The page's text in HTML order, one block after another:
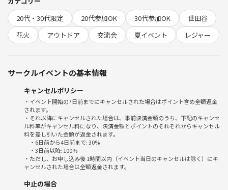
主催者の指示に従わない
20代・30代限定
20代参加OK 30代参加OK
世田谷
花火
アウトドア 交流会 夏イベント レジャー
サークルイベントの基本情報
キャンセルポリシー
・イベント開始の7日前までにキャンセルされた場合はポイント含め全額返金
されます。
・それ以降にキャンセルされた場合は、事前決済金額のうち、下記のキャンセ
ル料率がキャンセル料になり、決済金額とポイントのそれぞれからキャンセル
料を差し引いた金額が返金されます。
・6日前から4日前まで: 30%
・3日前以降: 100%
・ただし、お申し込み後 1時間以内（イベント当日のキャンセルは除く）にキ
ャンセルされた場合は全額返金されます。
中止の場合